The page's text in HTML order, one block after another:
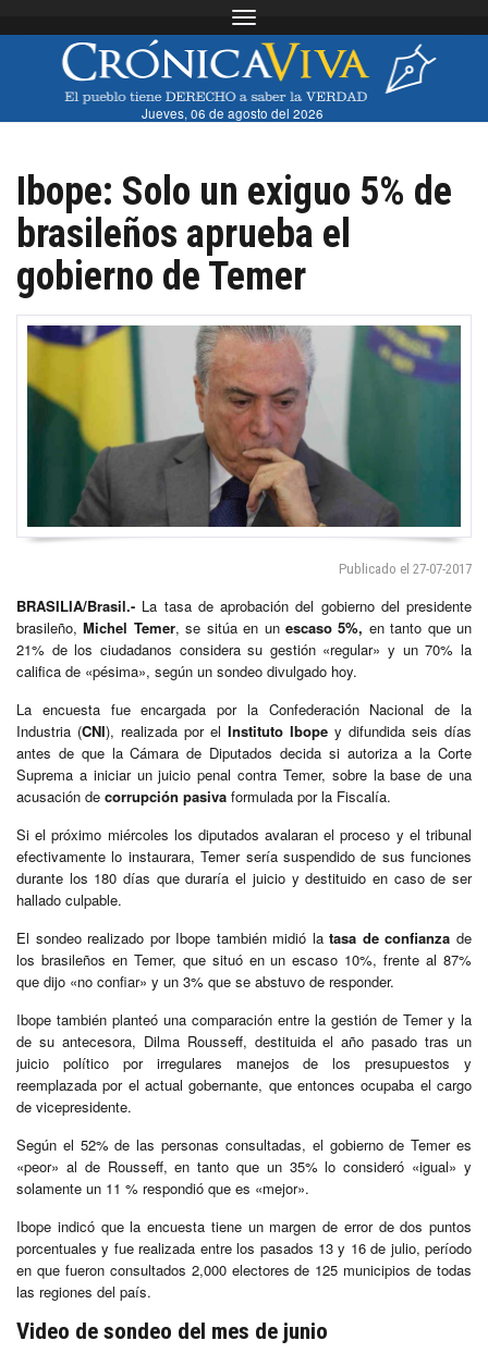
Toggle navigation
Jueves, 06 de agosto del 2026
Ibope: Solo un exiguo 5% de
brasileños aprueba el
gobierno de Temer
Publicado el 27-07-2017
BRASILIA/Brasil.- La tasa de aprobación del gobierno del presidente
brasileño,Michel Temer, se sitúa en un escaso 5%, en tanto que un
21% de los ciudadanos considera su gestión «regular» y un 70% la
califica de «pésima», según un sondeo divulgado hoy.
La encuesta fue encargada por la Confederación Nacional de la
Industria (CNI), realizada por el Instituto Ibope y difundida seis días
antes de que la Cámara de Diputados decida si autoriza a la Corte
Suprema a iniciar un juicio penal contra Temer, sobre la base de una
acusación de corrupción pasiva formulada por la Fiscalía.
Si el próximo miércoles los diputados avalaran el proceso y el tribunal
efectivamente lo instaurara, Temer sería suspendido de sus funciones
durante los 180 días que duraría el juicio y destituido en caso de ser
hallado culpable.
El sondeo realizado por Ibope también midió latasa de confianza de
los brasileños en Temer, que situó en un escaso 10%, frente al 87%
que dijo «no confiar» y un 3% que se abstuvo de responder.
Ibope también planteó una comparación entre la gestión de Temer y la
de su antecesora, Dilma Rousseff, destituida el año pasado tras un
juicio político por irregulares manejos de los presupuestos y
reemplazada por el actual gobernante, que entonces ocupaba el cargo
de vicepresidente.
Según el 52% de las personas consultadas, el gobierno de Temer es
«peor» al de Rousseff, en tanto que un 35% lo consideró «igual» y
solamente un 11 % respondió que es «mejor».
Ibope indicó que la encuesta tiene un margen de error de dos puntos
porcentuales y fue realizada entre los pasados 13 y 16 de julio, período
en que fueron consultados 2,000 electores de 125 municipios de todas
las regiones del país.
Video de sondeo del mes de junio